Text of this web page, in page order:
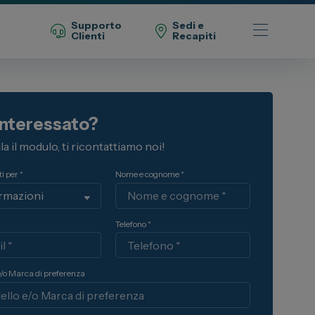
Supporto
Clienti
Sedi e
Recapiti
011 22 51 737
Email
spazio@spaziogroup.com
il modulo, ti ricontattiamo noi!
per * Nome e cognome *
Telefono *
o Marca di preferenza